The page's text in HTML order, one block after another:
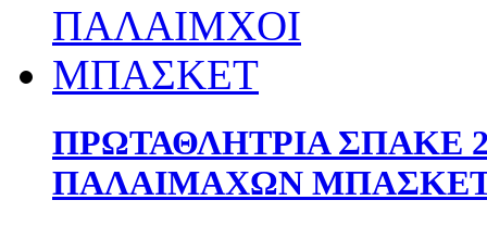
ΠΡΩΤΑΘΛΗΤΡΙΑ ΣΠΑΚΕ
ΠΑΛΑΙΜΑΧΩΝ